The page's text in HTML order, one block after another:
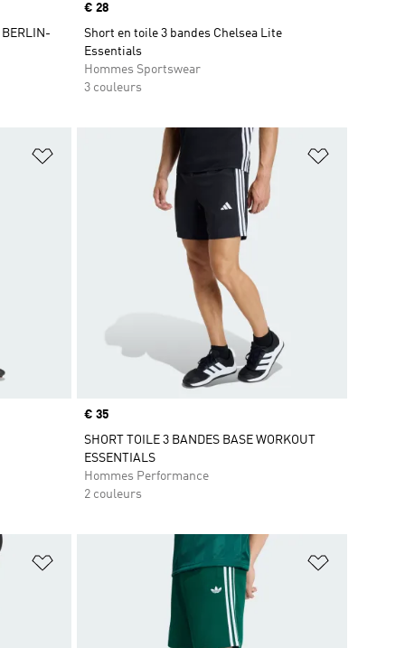
BERLIN-
Prix
€ 28
Short en toile 3 bandes Chelsea Lite
Essentials
Hommes Sportswear
3 couleurs
Ajouter à la Liste de produits favoris
Prix
€ 35
SHORT TOILE 3 BANDES BASE WORKOUT
ESSENTIALS
Hommes Performance
2 couleurs
Ajouter à la Liste de produits favoris